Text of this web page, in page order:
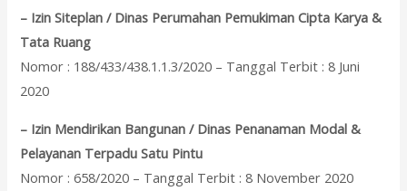
– Izin Siteplan / Dinas Perumahan Pemukiman Cipta Karya &
Tata Ruang
Nomor : 188/433/438.1.1.3/2020 – Tanggal Terbit : 8 Juni
2020
– Izin Mendirikan Bangunan / Dinas Penanaman Modal &
Pelayanan Terpadu Satu Pintu
Nomor : 658/2020 – Tanggal Terbit : 8 November 2020